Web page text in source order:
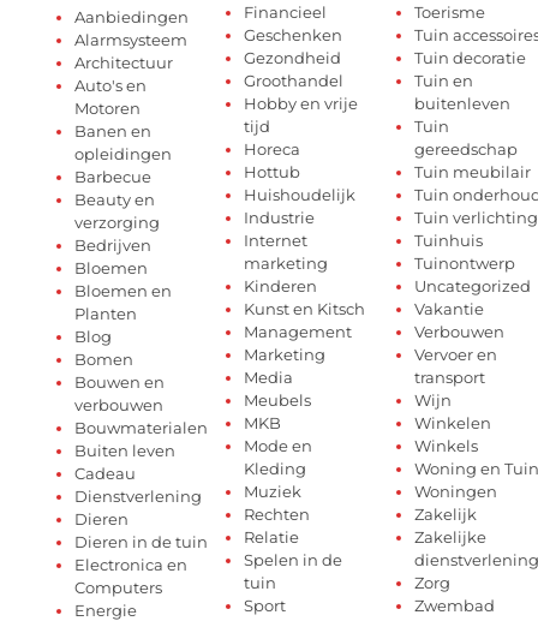
Aanbiedingen
Alarmsysteem
Architectuur
Auto's en
Motoren
Banen en
opleidingen
Barbecue
Beauty en
verzorging
Bedrijven
Bloemen
Bloemen en
Planten
Blog
Bomen
Bouwen en
verbouwen
Bouwmaterialen
Buiten leven
Cadeau
Dienstverlening
Dieren
Dieren in de tuin
Electronica en
Computers
Energie
Financieel
Geschenken
Gezondheid
Groothandel
Hobby en vrije
tijd
Horeca
Hottub
Huishoudelijk
Industrie
Internet
marketing
Kinderen
Kunst en Kitsch
Management
Marketing
Media
Meubels
MKB
Mode en
Kleding
Muziek
Rechten
Relatie
Spelen in de
tuin
Sport
Toerisme
Tuin
Tuin decoratie
Tuin en
buitenleven
Tuin
gereedschap
Tuin meubilair
Tuin
Tuin verlichting
Tuinhuis
Tuinontwerp
Uncategorized
Vakantie
Verbouwen
Vervoer en
transport
Wijn
Winkelen
Winkels
Woning en Tuin
Woningen
Zakelijk
Zakelijke
dienstverlening
Zorg
Zwembad